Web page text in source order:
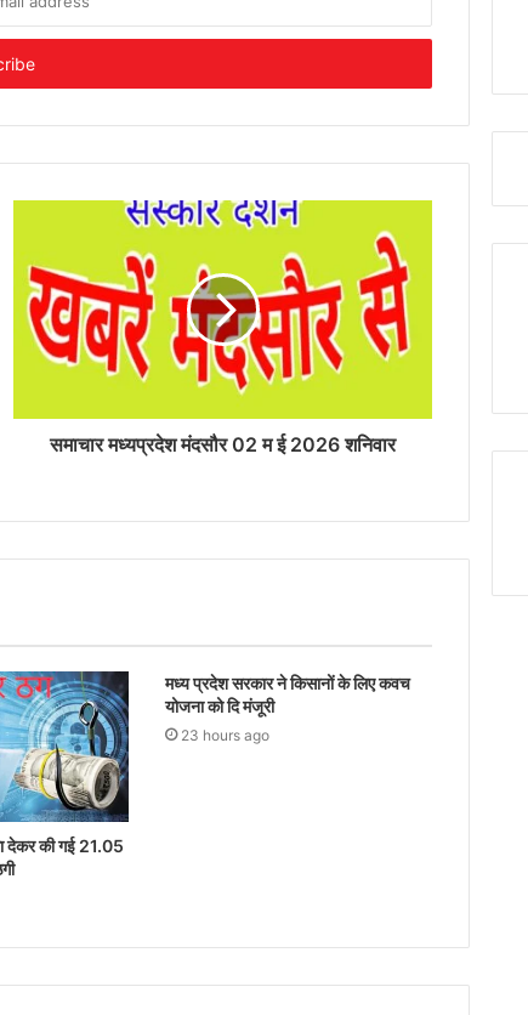
समाचार मध्यप्रदेश मंदसौर 02 म ई 2026 शनिवार
देकर की गई 21.05
मध्य प्रदेश सरकार ने किसानों के लिए कवच
योजना को दि मंजूरी
23 hours ago